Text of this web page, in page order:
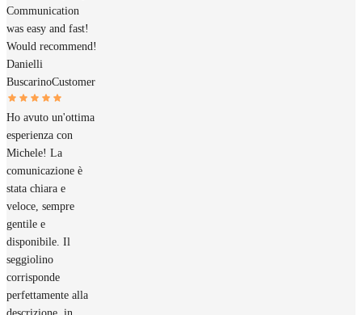
Communication
was easy and fast!
Would recommend!
Danielli
BuscarinoCustomer
Ho avuto un'ottima
esperienza con
Michele! La
comunicazione è
stata chiara e
veloce, sempre
gentile e
disponibile. Il
seggiolino
corrisponde
perfettamente alla